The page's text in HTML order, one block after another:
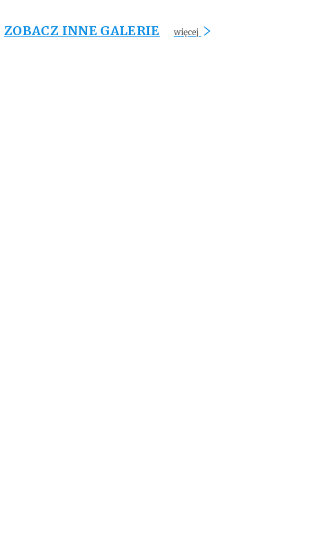
ZOBACZ INNE GALERIE więcej